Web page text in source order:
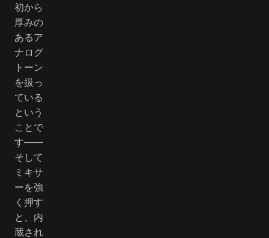
初から
厚みの
あるア
ナログ
トーン
を扱っ
ている
という
ことで
す――
そして
ミキサ
ーを強
く押す
と、内
蔵され